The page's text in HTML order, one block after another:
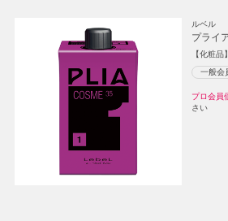
ルベル
プライ
【化粧品】
一般会
プロ会員
さい